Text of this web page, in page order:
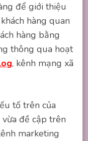
để giới thiệu
hàng quan
hàng bằng
thông qua hoạt
, kênh mạng xã
tố trên của
đề cập trên
marketing